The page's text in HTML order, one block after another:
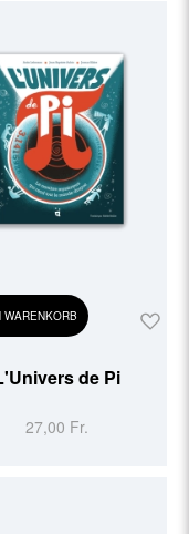
WARENKORB
de Pi
27,00 Fr.